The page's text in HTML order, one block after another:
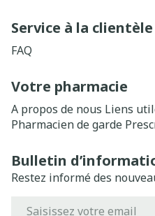
Service à la clientèle
FAQ
Votre pharmacie
A propos de nous Liens
Pharmacien de garde
Bulletin
Restez informé des